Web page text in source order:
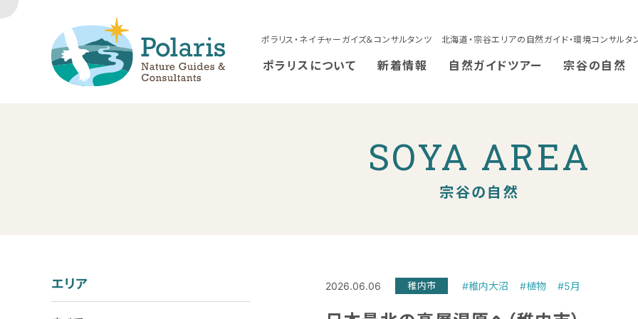
ポラリス・ネイチャーガイズ＆コンサルタンツ 北海道・宗谷エリアの自然ガイド・環境コンサルタ
ポラリスについて 新着情報 自然ガイドツアー 宗谷の自然
SOYA AREA
宗谷の自然
2026.06.06 稚内市 #稚内大沼 #植物 #5月
エリア